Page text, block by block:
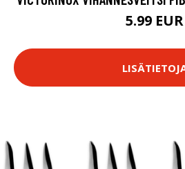
5.99 EUR